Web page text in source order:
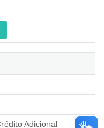
Adicional